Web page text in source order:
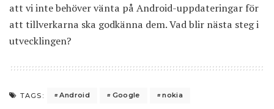
att vi inte behöver vänta på Android-uppdateringar för
att tillverkarna ska godkänna dem. Vad blir nästa steg i
utvecklingen?
TAGS: Android Google nokia